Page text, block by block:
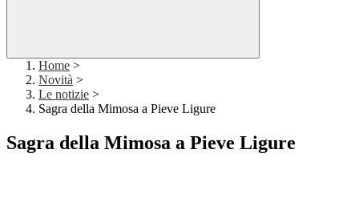
Home >
Novità >
Le notizie >
Sagra della Mimosa a Pieve Ligure
Sagra della Mimosa a Pieve Ligure